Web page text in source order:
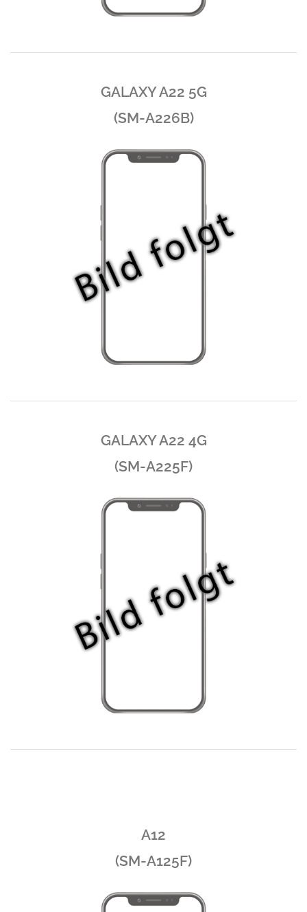
GALAXY A22 5G
(SM-A226B)
GALAXY A22 4G
(SM-A225F)
A12
(SM-A125F)